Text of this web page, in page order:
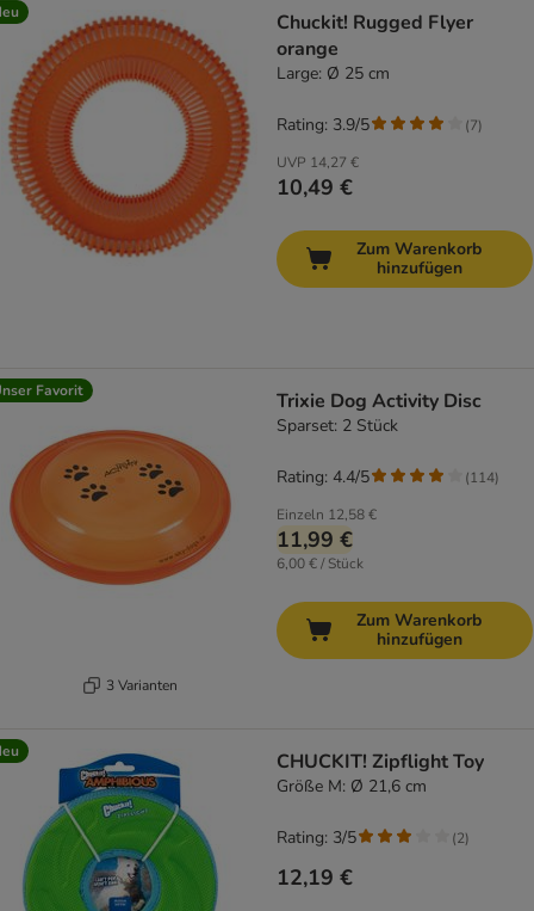
Chuckit! Rugged Flyer
orange
Large: Ø 25 cm
UVP 14,27 €
10,49 €
Rating: 3.9/5 (7)
Zum Warenkorb
hinzufügen
Favorit
3 Varianten
Trixie Dog Activity Disc
Sparset: 2 Stück
Einzeln 12,58 €
11,99 €
6,00 € / Stück
Rating: 4.4/5 (114)
Zum Warenkorb
hinzufügen
CHUCKIT! Zipflight Toy
Größe M: Ø 21,6 cm
12,19 €
Rating: 3/5 (2)